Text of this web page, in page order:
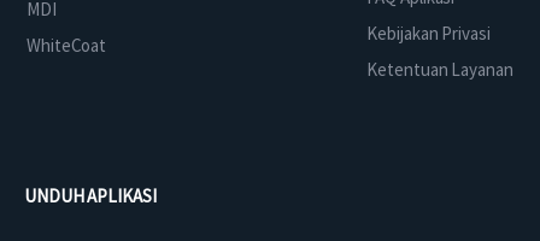
MDI
WhiteCoat
Kebijakan Privasi
Ketentuan Layanan
UNDUH APLIKASI